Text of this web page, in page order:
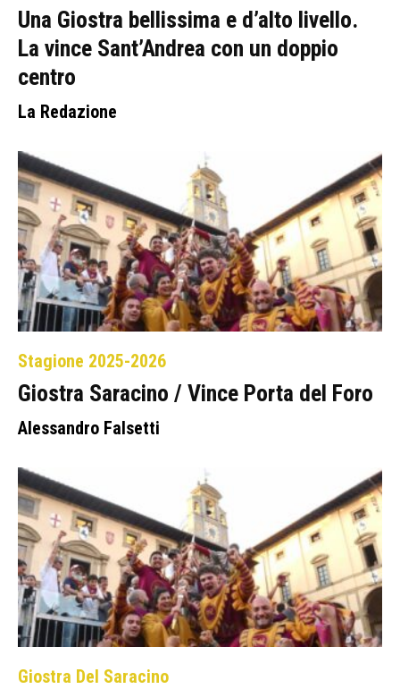
Una Giostra bellissima e d’alto livello.
La vince Sant’Andrea con un doppio
centro
La Redazione
Stagione 2025-2026
Giostra Saracino / Vince Porta del Foro
Alessandro Falsetti
Giostra Del Saracino